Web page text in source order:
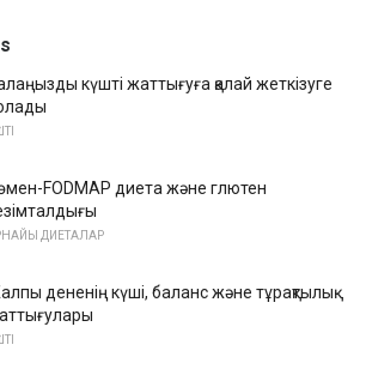
күшті жаттығуға қалай жеткізуге
FODMAP диета және глютен
ДИЕТАЛАР
дененің күші, баланс және тұрақтылық